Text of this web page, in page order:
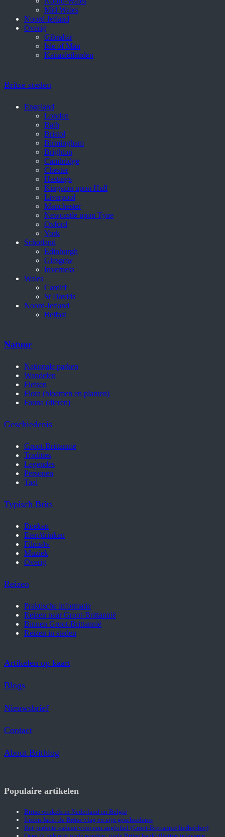
Mid Wales
Noord-Ierland
Overig
Gibraltar
Isle of Man
Kanaaleilanden
Britse steden
Engeland
Londen
Bath
Bristol
Birmingham
Brighton
Cambridge
Chester
Hastings
Kingston upon Hull
Liverpool
Manchester
Newcastle upon Tyne
Oxford
York
Schotland
Edinburgh
Glasgow
Inverness
Wales
Cardiff
St Davids
Noord-Ierland
Belfast
Natuur
Nationale parken
Wandelen
Fietsen
Flora (bloemen en planten)
Fauna (dieren)
Geschiedenis
Groot-Brittannië
Tradities
Legendes
Personen
Taal
Typisch Brits
Boeken
Eten/drinken
Films/tv
Muziek
Overig
Reizen
Praktische informatie
Reizen naar Groot-Brittannië
Binnen Groot-Brittannië
Reizen in steden
Artikelen op kaart
Blogs
Nieuwsbrief
Contact
About Britblog
Populaire artikelen
Britse winkels in Nederland en België
Union Jack: de Britse vlag en zijn geschiedenis
Het perfecte cadeau voor een anglofiel (Groot-Brittannië liefhebber)